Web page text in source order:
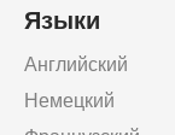
Языки
Английский
Немецкий